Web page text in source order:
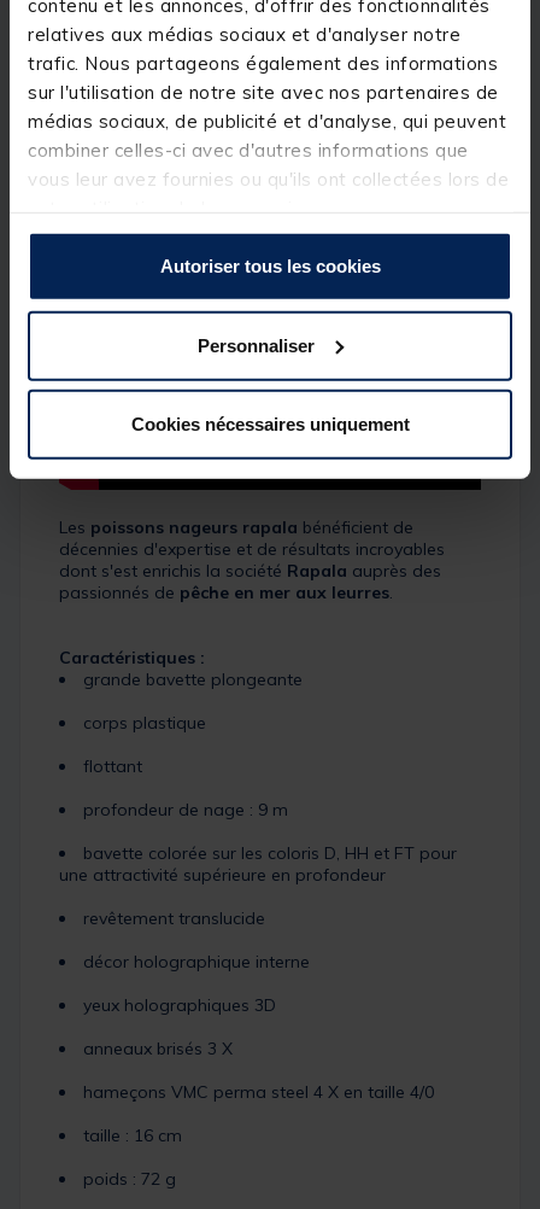
relatives aux médias sociaux et d'analyser notre
trafic. Nous partageons également des informations
sur l'utilisation de notre site avec nos partenaires de
médias sociaux, de publicité et d'analyse, qui peuvent
combiner celles-ci avec d'autres informations que
vous leur avez fournies ou qu'ils ont collectées lors de
Autoriser tous les cookies
Personnaliser
Cookies nécessaires uniquement
Les yeux holographiques 3D surdimensionnés
apportent la encore une touche de réalisme.
Le x rappossède des anneaux brisés 3 X sur
lesquels sont armés des hameçons triples VMC
perma steel 4 X en taille 4/0.
Celeurre dur est l'arme ultime pour les pêches en
exotiques et ca tout autour du globe.
Les poissons nageurs rapala bénéficient de
décennies d'expertise et de résultats incroyables
dont s'est enrichis la société Rapala auprès des
passionnés de pêche en mer aux leurres.
Caractéristiques :
grande bavette plongeante
corps plastique
flottant
profondeur de nage : 9 m
bavette colorée sur les coloris D, HH et FT pour
une attractivité supérieure en profondeur
revêtement translucide
décor holographique interne
yeux holographiques 3D
anneaux brisés 3 X
hameçons VMC perma steel 4 X en taille 4/0
taille : 16 cm
poids : 72 g